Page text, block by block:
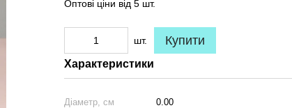
Оптові ціни від 5 шт.
шт. Купити
Характеристики
Діаметр, см
0.00